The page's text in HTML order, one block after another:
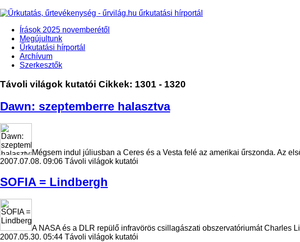
Írások 2025 novemberétől
Megújultunk
Űrkutatási hírportál
Archívum
Szerkesztők
Távoli világok kutatói Cikkek: 1301 - 1320
Dawn: szeptemberre halasztva
Mégsem indul júliusban a Ceres és a Vesta felé az amerikai űrszonda. Az
2007.07.08. 09:06 Távoli világok kutatói
SOFIA = Lindbergh
A NASA és a DLR repülő infravörös csillagászati obszervatóriumát Charles
2007.05.30. 05:44 Távoli világok kutatói